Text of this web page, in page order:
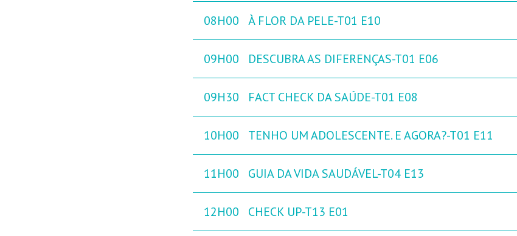
08H00 À FLOR DA PELE-T01 E10
09H00 DESCUBRA AS DIFERENÇAS-T01 E06
09H30 FACT CHECK DA SAÚDE-T01 E08
10H00 TENHO UM ADOLESCENTE. E AGORA?-T01 E11
11H00 GUIA DA VIDA SAUDÁVEL-T04 E13
12H00 CHECK UP-T13 E01